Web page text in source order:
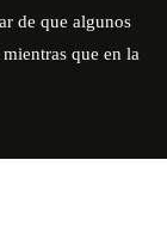
de que algunos
que en la